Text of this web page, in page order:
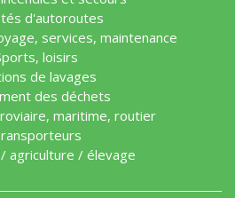
d'autoroutes
services, maintenance
loisirs
de lavages
des déchets
maritime, routier
agriculture / élevage